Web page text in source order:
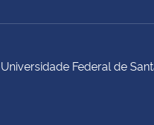
Federal de